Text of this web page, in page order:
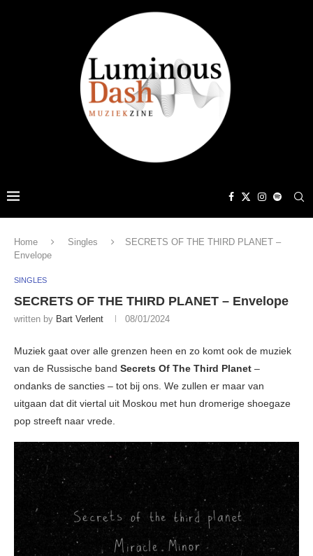
Home Singles
SECRETS OF THE THIRD PLANET –
Envelope
SINGLES
SECRETS OF THE THIRD PLANET – Envelope
written by Bart Verlent 08/01/2024
Muziek gaat over alle grenzen heen en zo komt ook de muziek
van de Russische band Secrets Of The Third Planet –
ondanks de sancties – tot bij ons. We zullen er maar van
uitgaan dat dit viertal uit Moskou met hun dromerige shoegaze
pop streeft naar vrede.